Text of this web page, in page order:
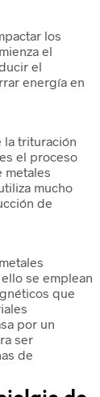
los
el
el
energía en
la trituración
el proceso
metales
mucho
de
se emplean
que
por un
ser
de